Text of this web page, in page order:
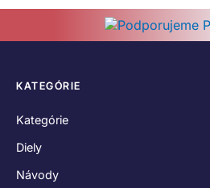
KATEGÓRIE
Kategórie
Diely
Návody